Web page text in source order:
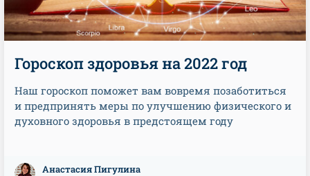
Гороскоп здоровья на 2022 год
Наш гороскоп поможет вам вовремя позаботиться
и предпринять меры по улучшению физического и
духовного здоровья в предстоящем году
Анастасия Пигулина